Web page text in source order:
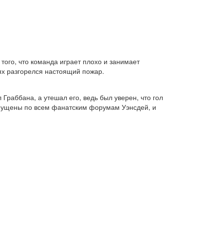
что команда играет плохо и занимает
разгорелся настоящий пожар.
а утешал его, ведь был уверен, что гол
по всем фанатским форумам Уэнсдей, и